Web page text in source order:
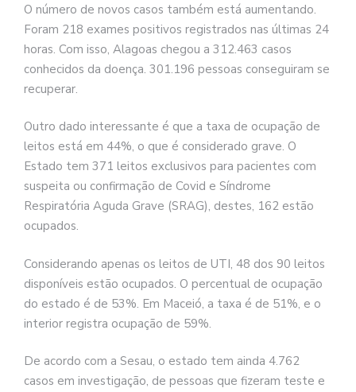
O número de novos casos também está aumentando.
Foram 218 exames positivos registrados nas últimas 24
horas. Com isso, Alagoas chegou a 312.463 casos
conhecidos da doença. 301.196 pessoas conseguiram se
recuperar.
Outro dado interessante é que a taxa de ocupação de
leitos está em 44%, o que é considerado grave. O
Estado tem 371 leitos exclusivos para pacientes com
suspeita ou confirmação de Covid e Síndrome
Respiratória Aguda Grave (SRAG), destes, 162 estão
ocupados.
Considerando apenas os leitos de UTI, 48 dos 90 leitos
disponíveis estão ocupados. O percentual de ocupação
do estado é de 53%. Em Maceió, a taxa é de 51%, e o
interior registra ocupação de 59%.
De acordo com a Sesau, o estado tem ainda 4.762
casos em investigação, de pessoas que fizeram teste e